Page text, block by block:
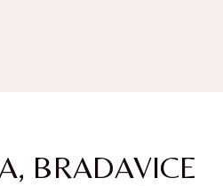
BRADAVICE